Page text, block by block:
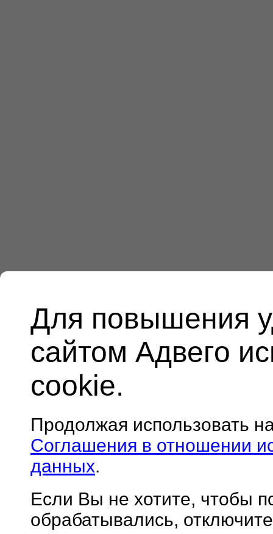
Для повышения
сайтом Адвего
cookie.
Продолжая использовать
Соглашения в отношении
данных.
Если Вы не хотите, чтобы
обрабатывались,